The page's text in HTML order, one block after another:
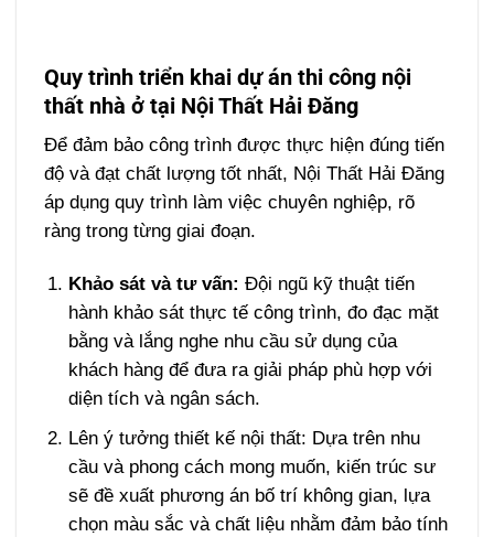
Quy trình triển khai dự án thi công nội
thất nhà ở tại Nội Thất Hải Đăng
Để đảm bảo công trình được thực hiện đúng tiến
độ và đạt chất lượng tốt nhất, Nội Thất Hải Đăng
áp dụng quy trình làm việc chuyên nghiệp, rõ
ràng trong từng giai đoạn.
Khảo sát và tư vấn: Đội ngũ kỹ thuật tiến
hành khảo sát thực tế công trình, đo đạc mặt
bằng và lắng nghe nhu cầu sử dụng của
khách hàng để đưa ra giải pháp phù hợp với
diện tích và ngân sách.
Lên ý tưởng thiết kế nội thất: Dựa trên nhu
cầu và phong cách mong muốn, kiến trúc sư
sẽ đề xuất phương án bố trí không gian, lựa
chọn màu sắc và chất liệu nhằm đảm bảo tính